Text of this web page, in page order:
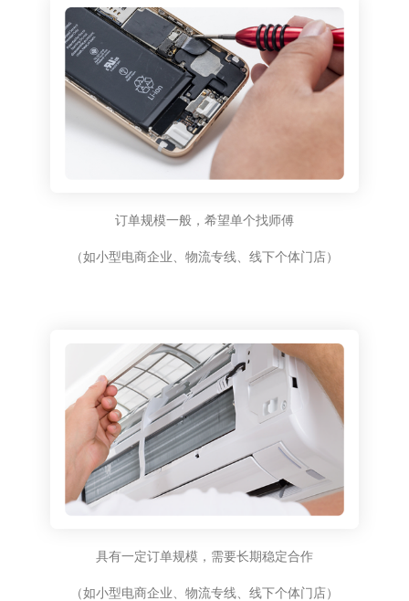
订单规模一般，希望单个找师傅
（如小型电商企业、物流专线、线下个体门店）
具有一定订单规模，需要长期稳定合作
（如小型电商企业、物流专线、线下个体门店）